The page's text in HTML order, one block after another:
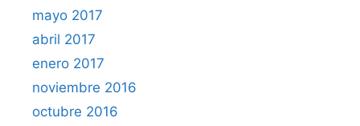
mayo 2017
abril 2017
enero 2017
noviembre 2016
octubre 2016